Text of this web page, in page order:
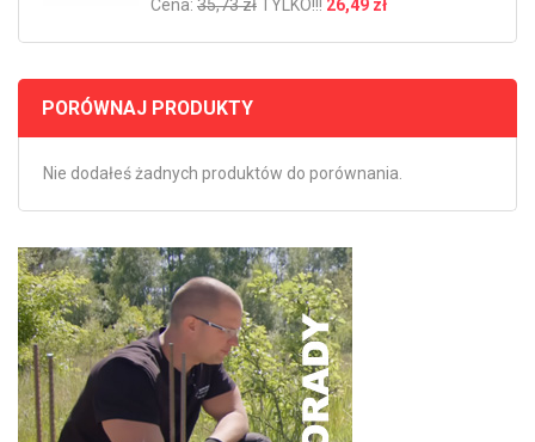
Cena: 35,73 złTYLKO!!! 26,49 zł
PORÓWNAJ PRODUKTY
Nie dodałeś żadnych produktów do porównania.